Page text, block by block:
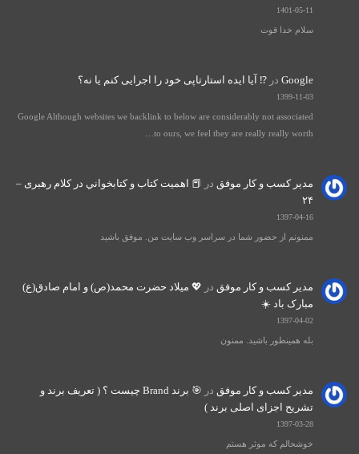
1401-05-11
سلام خدا قوت
Google در⁉️ آیا ایده استارتاپی خود را اجرایی کنم یا نه؟
1399-11-03
Google Although websites we backlink to below are considerably not associated
to ours, we feel they are really really worth…
مدیر کسب و کار موفق در 📕 اهميت كتاب و كتابخواني در كلام رهبری –
۲۴
1397-04-16
ممنونم از حضور شما در سراسر وب سایت من. موفق باشید
مدیر کسب و کار موفق در 💖 میلاد حضرت محمد(ص) و امام صادق(ع)
مبارک باد ☀️
1397-04-02
بله همینطور باشید. ممنون
مدیر کسب و کار موفق در
🎯 برند Brand چیست ؟ ( تعریف برند و
تشریح اجزای اصلی برند )
1397-03-28
خوشحالم که موثر هستم